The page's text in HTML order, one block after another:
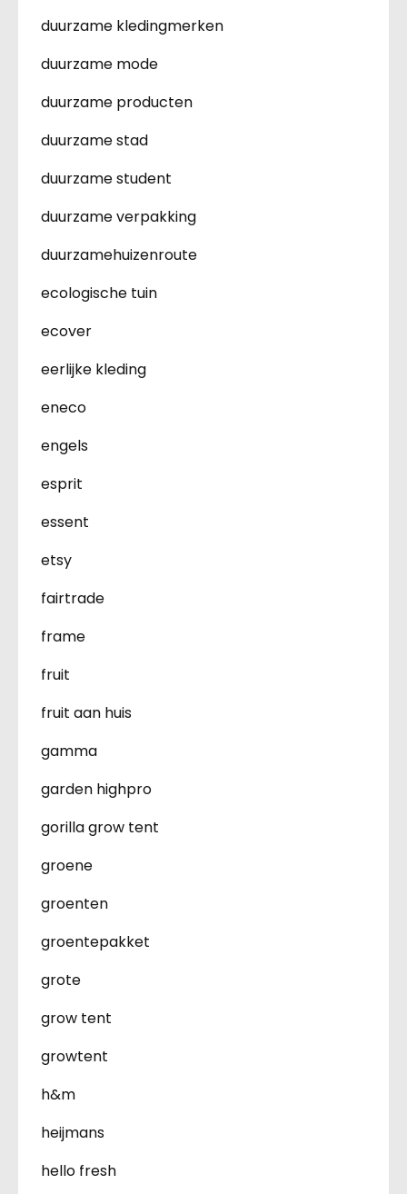
duurzame kledingmerken
duurzame mode
duurzame producten
duurzame stad
duurzame student
duurzame verpakking
duurzamehuizenroute
ecologische tuin
ecover
eerlijke kleding
eneco
engels
esprit
essent
etsy
fairtrade
frame
fruit
fruit aan huis
gamma
garden highpro
gorilla grow tent
groene
groenten
groentepakket
grote
grow tent
growtent
h&m
heijmans
hello fresh